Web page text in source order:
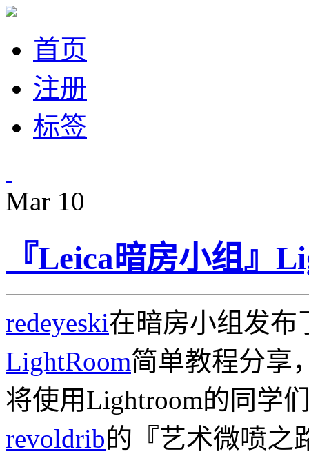
首页
注册
标签
Mar 10
『Leica暗房小组』
redeyeski在暗房小组发布
LightRoom简单教程分享
将使用Lightroom的同学
revoldrib的『艺术微喷之